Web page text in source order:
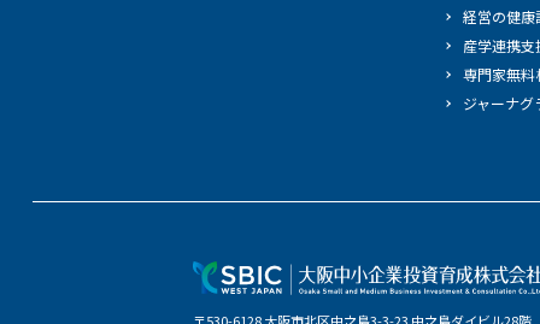
経営の健康
産学連携支
専門家無料
ジャーナグ